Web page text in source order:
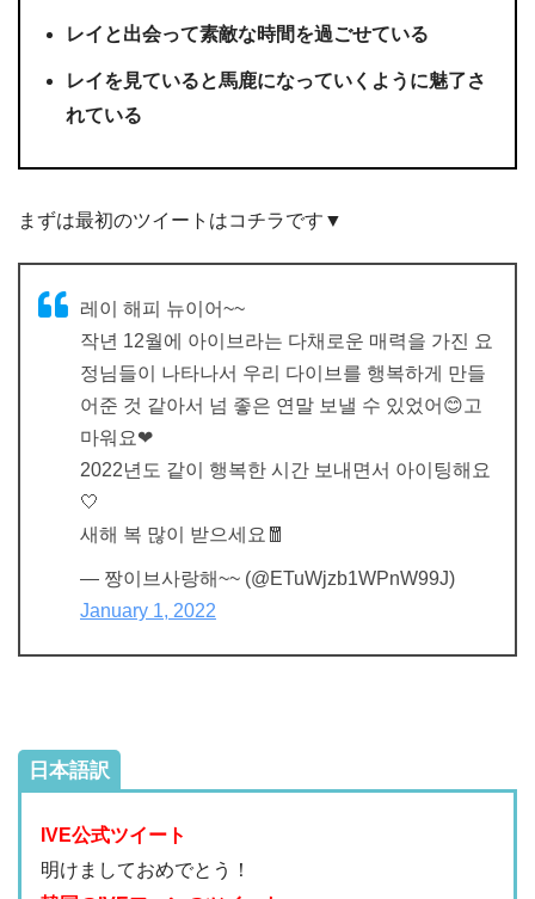
レイと出会って素敵な時間を過ごせている
レイを見ていると馬鹿になっていくように魅了さ
れている
まずは最初のツイートはコチラです▼
레이 해피 뉴이어~~
작년 12월에 아이브라는 다채로운 매력을 가진 요
정님들이 나타나서 우리 다이브를 행복하게 만들
어준 것 같아서 넘 좋은 연말 보낼 수 있었어😊고
마워요❤
2022년도 같이 행복한 시간 보내면서 아이팅해요
🤍
새해 복 많이 받으세요🧧
— 짱이브사랑해~~ (@ETuWjzb1WPnW99J)
January 1, 2022
日本語訳
IVE公式ツイート
明けましておめでとう！